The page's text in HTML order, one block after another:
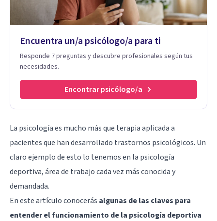
Encuentra un/a psicólogo/a para ti
Responde 7 preguntas y descubre profesionales según tus
necesidades.
Encontrar psicólogo/a
La psicología es mucho más que terapia aplicada a
pacientes que han desarrollado trastornos psicológicos. Un
claro ejemplo de esto lo tenemos en la psicología
deportiva, área de trabajo cada vez más conocida y
demandada.
En este artículo conocerás algunas de las claves para
entender el funcionamiento de la psicología deportiva